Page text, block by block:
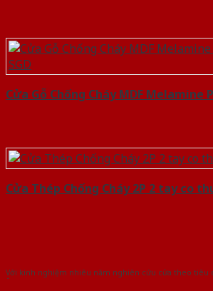
Cửa Gỗ Chống Cháy MDF Melamine
Cửa Thép Chống Cháy 2P 2 tay co
Với kinh nghiệm nhiêu năm nghiên cứu cửa theo tiêu